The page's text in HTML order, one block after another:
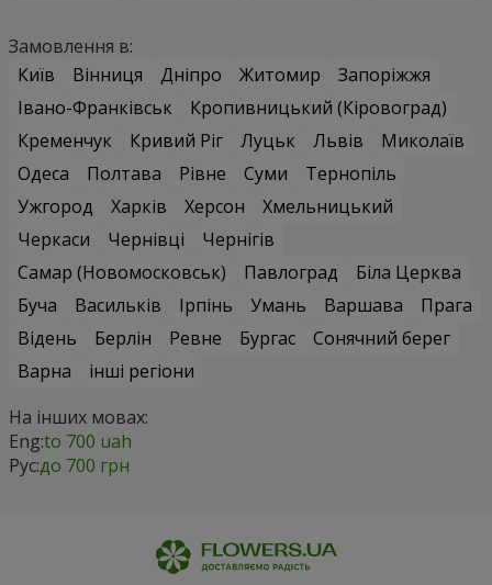
Замовлення в:
Київ
Вінниця Дніпро Житомир
Запоріжжя
Івано-Франківськ
Кропивницький (Кіровоград)
Кременчук
Кривий Ріг Луцьк Львів
Миколаїв
Одеса
Полтава Рівне Суми
Тернопіль
Ужгород
Харків Херсон
Хмельницький
Черкаси
Чернівці
Чернігів
Самар (Новомосковськ)
Павлоград
Біла Церква
Буча
Васильків Ірпінь Умань Варшава
Прага
Відень
Берлін Ревне Бургас
Сонячний берег
Варна
інші регіони
На інших мовах:
Eng:to 700 uah
Рус:до 700 грн